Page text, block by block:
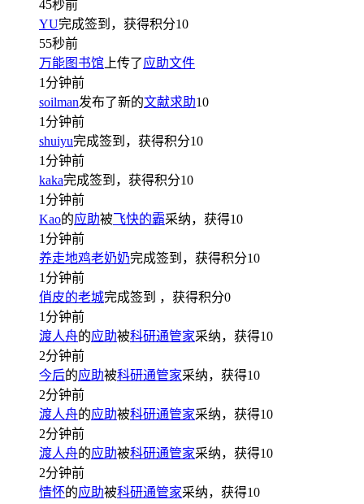
45秒前
YU完成签到，获得积分10
55秒前
万能图书馆 上传了应助文件
1分钟前
soilman发布了新的文献求助10
1分钟前
shuiyu完成签到，获得积分10
1分钟前
kaka完成签到，获得积分10
1分钟前
Kao的应助被飞快的霸采纳，获得10
1分钟前
养走地鸡老奶奶完成签到，获得积分10
1分钟前
俏皮的老城完成签到 ，获得积分0
1分钟前
渡人舟的应助被科研通管家采纳，获得10
2分钟前
今后的应助被科研通管家采纳，获得10
2分钟前
渡人舟的应助被科研通管家采纳，获得10
2分钟前
渡人舟的应助被科研通管家采纳，获得10
2分钟前
情怀的应助被科研通管家采纳，获得10